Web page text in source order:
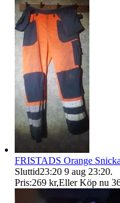
FRISTADS Orange
Sluttid23:20 9 aug 23:20.
Pris:269 kr,Eller Köp nu